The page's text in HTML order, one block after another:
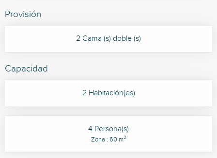
Provisión
2 Cama (s) doble (s)
Capacidad
2 Habitación(es)
4 Persona(s)
Zona : 60 m2